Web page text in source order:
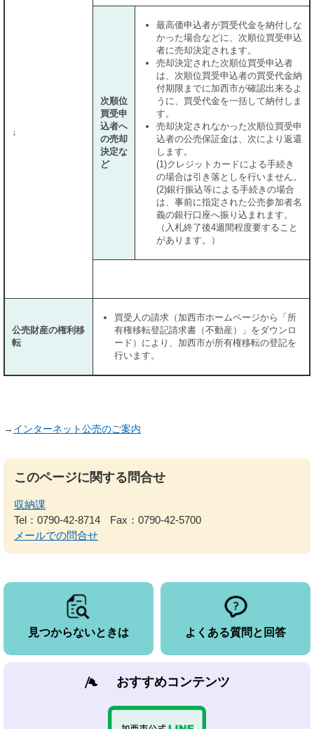
↓
次順位
買受申
込者へ
の売却
決定な
ど
最高価申込者が買受代金を納付しな
かった場合などに、次順位買受申込
者に売却決定されます。
売却決定された次順位買受申込者
は、次順位買受申込者の買受代金納
付期限までに加西市が確認出来るよ
うに、買受代金を一括して納付しま
す。
売却決定されなかった次順位買受申
込者の公売保証金は、次により返還
します。
(1)クレジットカードによる手続き
の場合は引き落としを行いません。
(2)銀行振込等による手続きの場合
は、事前に指定された公売参加者名
義の銀行口座へ振り込まれます。
（入札終了後4週間程度要すること
があります。）
公売財産の権利移
転
買受人の請求（加西市ホームページから「所
有権移転登記請求書（不動産）」をダウンロ
ード）により、加西市が所有権移転の登記を
行います。
→ インターネット公売のご案内
このページに関する問合せ
収納課
Tel：0790-42-8714
Fax：0790-42-5700
メールでの問合せ
見つからないときは よくある質問と回答
おすすめコンテンツ